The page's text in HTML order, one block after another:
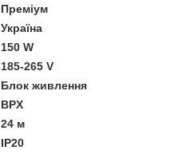
Преміум
Україна
150 W
185-265 V
Блок живлення
BPX
24 м
IP20